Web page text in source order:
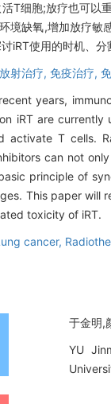
T细胞;放疗也可以
境缺氧,增加放疗敏
iRT使用的时机、分
放射治疗, 免疫治疗,
years,
iRT are
activate T cells.
can not
principle of
This paper will
toxicity of iRT.
cancer,
于金明,
YU